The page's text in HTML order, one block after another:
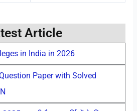
Article
in India in 2026
Paper with Solved